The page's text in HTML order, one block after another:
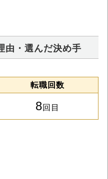
由・選んだ決め手
転職回数
8回目